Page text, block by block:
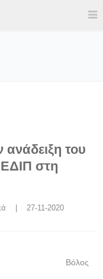
του
στη
    |    27-11-2020
Βόλος